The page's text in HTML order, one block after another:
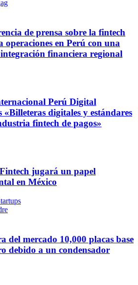
de prensa sobre la fintech
operaciones en Perú con una
financiera regional
Perú Digital
«Billeteras digitales y estándares
fintech de pagos»
jugará un papel
en México
del mercado 10,000 placas base
debido a un condensador